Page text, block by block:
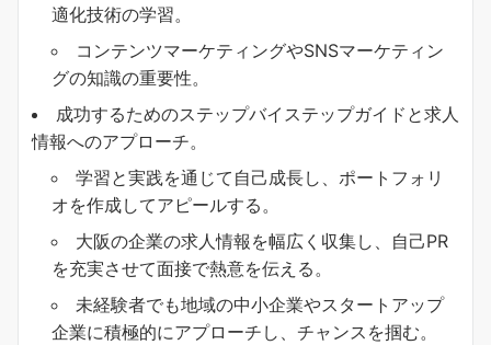
適化技術の学習。
コンテンツマーケティングやSNSマーケティン
グの知識の重要性。
成功するためのステップバイステップガイドと求人
情報へのアプローチ。
学習と実践を通じて自己成長し、ポートフォリ
オを作成してアピールする。
大阪の企業の求人情報を幅広く収集し、自己PR
を充実させて面接で熱意を伝える。
未経験者でも地域の中小企業やスタートアップ
企業に積極的にアプローチし、チャンスを掴む。